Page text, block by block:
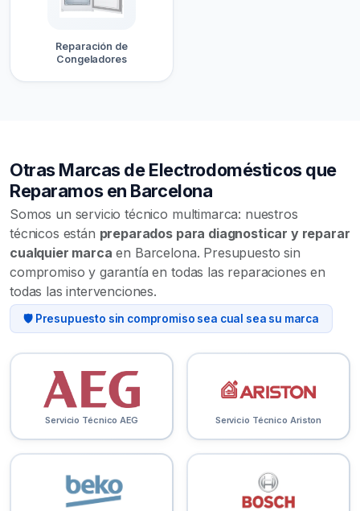
Reparación de
Congeladores
Otras Marcas de Electrodomésticos que
Reparamos en Barcelona
Somos un servicio técnico multimarca: nuestros
técnicos están preparados para diagnosticar y reparar
cualquier marca en Barcelona. Presupuesto sin
compromiso y garantía en todas las reparaciones en
todas las intervenciones.
🛡️ Presupuesto sin compromiso sea cual sea su marca
Servicio Técnico AEG Servicio Técnico Ariston